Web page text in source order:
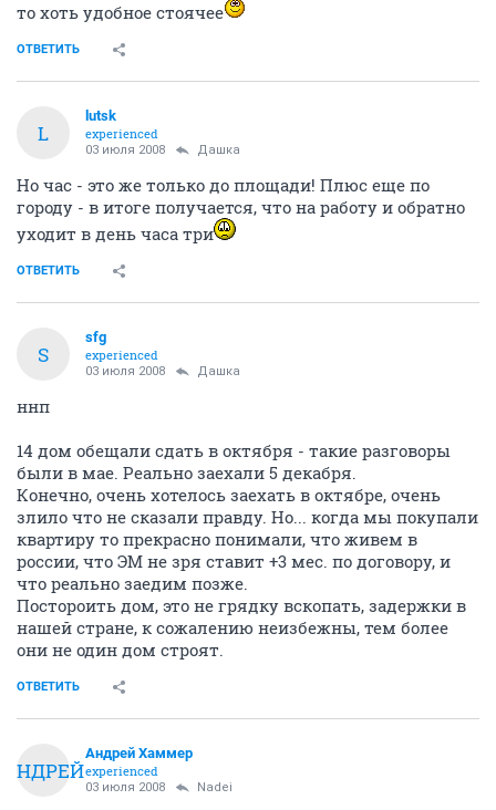
то хоть удобное стоячее
ОТВЕТИТЬ
L
lutsk
experienced
03 июля 2008 Дашка
Но час - это же только до площади! Плюс еще по
городу - в итоге получается, что на работу и обратно
уходит в день часа три
ОТВЕТИТЬ
S
sfg
experienced
03 июля 2008 Дашка
ннп
14 дом обещали сдать в октября - такие разговоры
были в мае. Реально заехали 5 декабря.
Конечно, очень хотелось заехать в октябре, очень
злило что не сказали правду. Но... когда мы покупали
квартиру то прекрасно понимали, что живем в
россии, что ЭМ не зря ставит +3 мес. по договору, и
что реально заедим позже.
Постороить дом, это не грядку вскопать, задержки в
нашей стране, к сожалению неизбежны, тем более
они не один дом строят.
ОТВЕТИТЬ
АНДРЕЙ
Андрей Хаммер
experienced
03 июля 2008 Nadei